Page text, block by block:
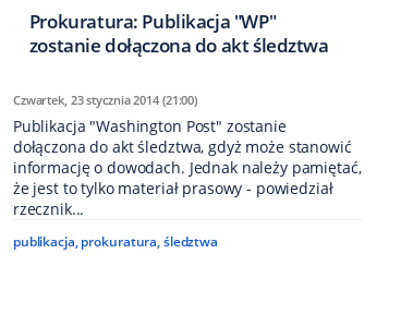
Prokuratura: Publikacja "WP"
zostanie dołączona do akt śledztwa
Czwartek, 23 stycznia 2014 (21:00)
Publikacja "Washington Post" zostanie
dołączona do akt śledztwa, gdyż może stanowić
informację o dowodach. Jednak należy pamiętać,
że jest to tylko materiał prasowy - powiedział
rzecznik...
publikacja, prokuratura,śledztwa